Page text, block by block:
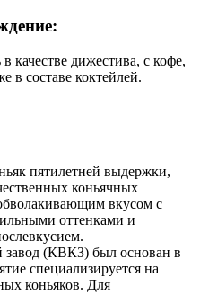
качестве дижестива, с кофе,
в составе коктейлей.
пятилетней выдержки,
коньячных
вкусом с
оттенками и
(КВКЗ) был основан в
специализируется на
коньяков. Для